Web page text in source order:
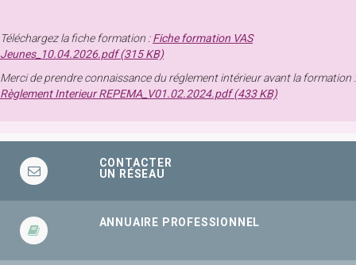
Téléchargez la fiche formation :Fiche formation VAS
Jeunes_10.04.2026.pdf (315 KB)
Merci de prendre connaissance du réglement intérieur avant la formation :
Règlement Interieur REPEMA_V01.02.2024.pdf (433 KB)
CONTACTER
UN RÉSEAU
ANNUAIRE PROFESSIONNEL